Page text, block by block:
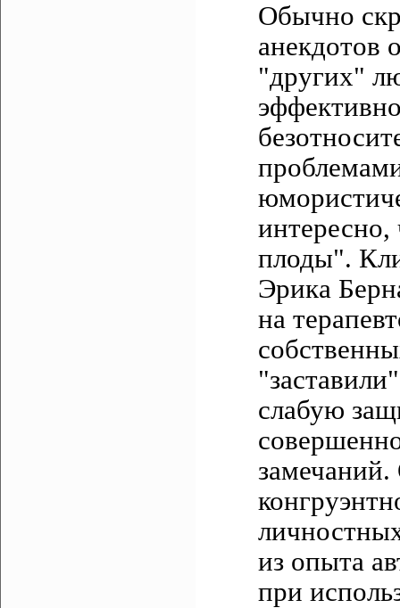
Обычно
анекдотов
"других"
плоды".
Эрика
на
слабую
из опыта
при